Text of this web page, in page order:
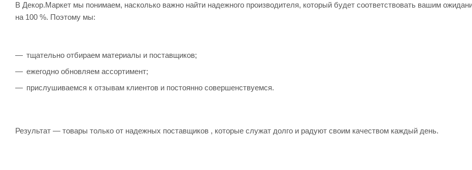
В Декор.Маркет мы понимаем, насколько важно найти надежного производителя, который будет соответствовать вашим
на 100 %. Поэтому мы:
тщательно отбираем материалы и поставщиков;
ежегодно обновляем ассортимент;
прислушиваемся к отзывам клиентов и постоянно совершенствуемся.
Результат — товары только от надежных поставщиков , которые служат долго и радуют своим качеством каждый день.